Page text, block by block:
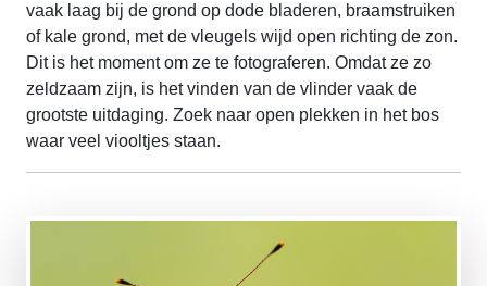
vaak laag bij de grond op dode bladeren, braamstruiken
of kale grond, met de vleugels wijd open richting de zon.
Dit is het moment om ze te fotograferen. Omdat ze zo
zeldzaam zijn, is het vinden van de vlinder vaak de
grootste uitdaging. Zoek naar open plekken in het bos
waar veel viooltjes staan.